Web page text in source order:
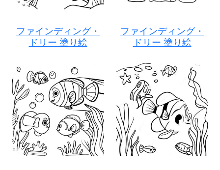
ファインディング・
ドリー 塗り絵
ファインディング・
ドリー 塗り絵